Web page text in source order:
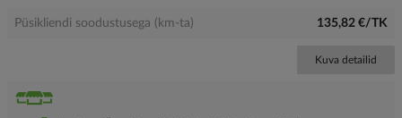
Püsikliendi soodustusega (km-ta) 135,82 €/TK
Kuva detailid